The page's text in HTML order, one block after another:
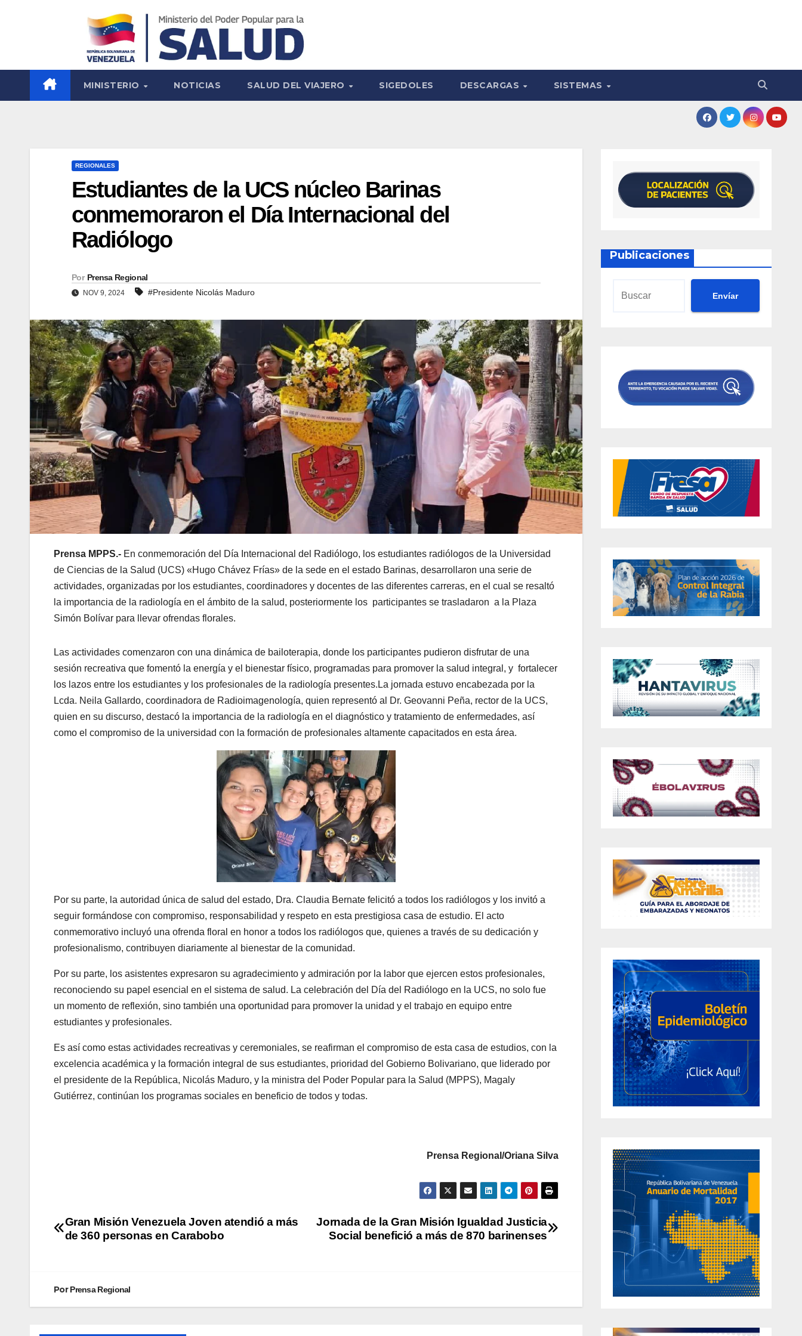
MINISTERIO NOTICIAS SALUD DEL VIAJERO SIGEDOLES DESCARGAS SISTEMAS
REGIONALES
Estudiantes de la UCS núcleo Barinas
conmemoraron el Día Internacional del
Radiólogo
Por Prensa Regional
NOV 9, 2024 #Presidente Nicolás Maduro
Prensa MPPS.- En conmemoración del Día Internacional del Radiólogo, los estudiantes radiólogos de la Universidad
de Ciencias de la Salud (UCS) «Hugo Chávez Frías» de la sede en el estado Barinas, desarrollaron una serie de
actividades, organizadas por los estudiantes, coordinadores y docentes de las diferentes carreras, en el cual se resaltó
la importancia de la radiología en el ámbito de la salud, posteriormente los participantes se trasladaron a la Plaza
Simón Bolívar para llevar ofrendas florales.
Las actividades comenzaron con una dinámica de bailoterapia, donde los participantes pudieron disfrutar de una
sesión recreativa que fomentó la energía y el bienestar físico, programadas para promover la salud integral, y fortalecer
los lazos entre los estudiantes y los profesionales de la radiología presentes.La jornada estuvo encabezada por la
Lcda. Neila Gallardo, coordinadora de Radioimagenología, quien representó al Dr. Geovanni Peña, rector de la UCS,
quien en su discurso, destacó la importancia de la radiología en el diagnóstico y tratamiento de enfermedades, así
como el compromiso de la universidad con la formación de profesionales altamente capacitados en esta área.
Por su parte, la autoridad única de salud del estado, Dra. Claudia Bernate felicitó a todos los radiólogos y los invitó a
seguir formándose con compromiso, responsabilidad y respeto en esta prestigiosa casa de estudio. El acto
conmemorativo incluyó una ofrenda floral en honor a todos los radiólogos que, quienes a través de su dedicación y
profesionalismo, contribuyen diariamente al bienestar de la comunidad.
Por su parte, los asistentes expresaron su agradecimiento y admiración por la labor que ejercen estos profesionales,
reconociendo su papel esencial en el sistema de salud. La celebración del Día del Radiólogo en la UCS, no solo fue
un momento de reflexión, sino también una oportunidad para promover la unidad y el trabajo en equipo entre
estudiantes y profesionales.
Es así como estas actividades recreativas y ceremoniales, se reafirman el compromiso de esta casa de estudios, con la
excelencia académica y la formación integral de sus estudiantes, prioridad del Gobierno Bolivariano, que liderado por
el presidente de la República, Nicolás Maduro, y la ministra del Poder Popular para la Salud (MPPS), Magaly
Gutiérrez, continúan los programas sociales en beneficio de todos y todas.
Prensa Regional/Oriana Silva
Jornada de la Gran Misión Igualdad Justicia
Social benefició a más de 870 barinenses
Gran Misión Venezuela Joven atendió a más
de 360 personas en Carabobo
PorPrensa Regional
Publicaciones
Envíar